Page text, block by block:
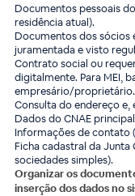
Documentos pessoais
residência atual).
Documentos dos sócios
juramentada e visto
Contrato social ou
digitalmente. Para MEI,
empresário/proprietário.
Consulta do endereço
Dados do CNAE
Informações de contato
Ficha cadastral da
sociedades simples).
Organizar os
inserção dos dados no